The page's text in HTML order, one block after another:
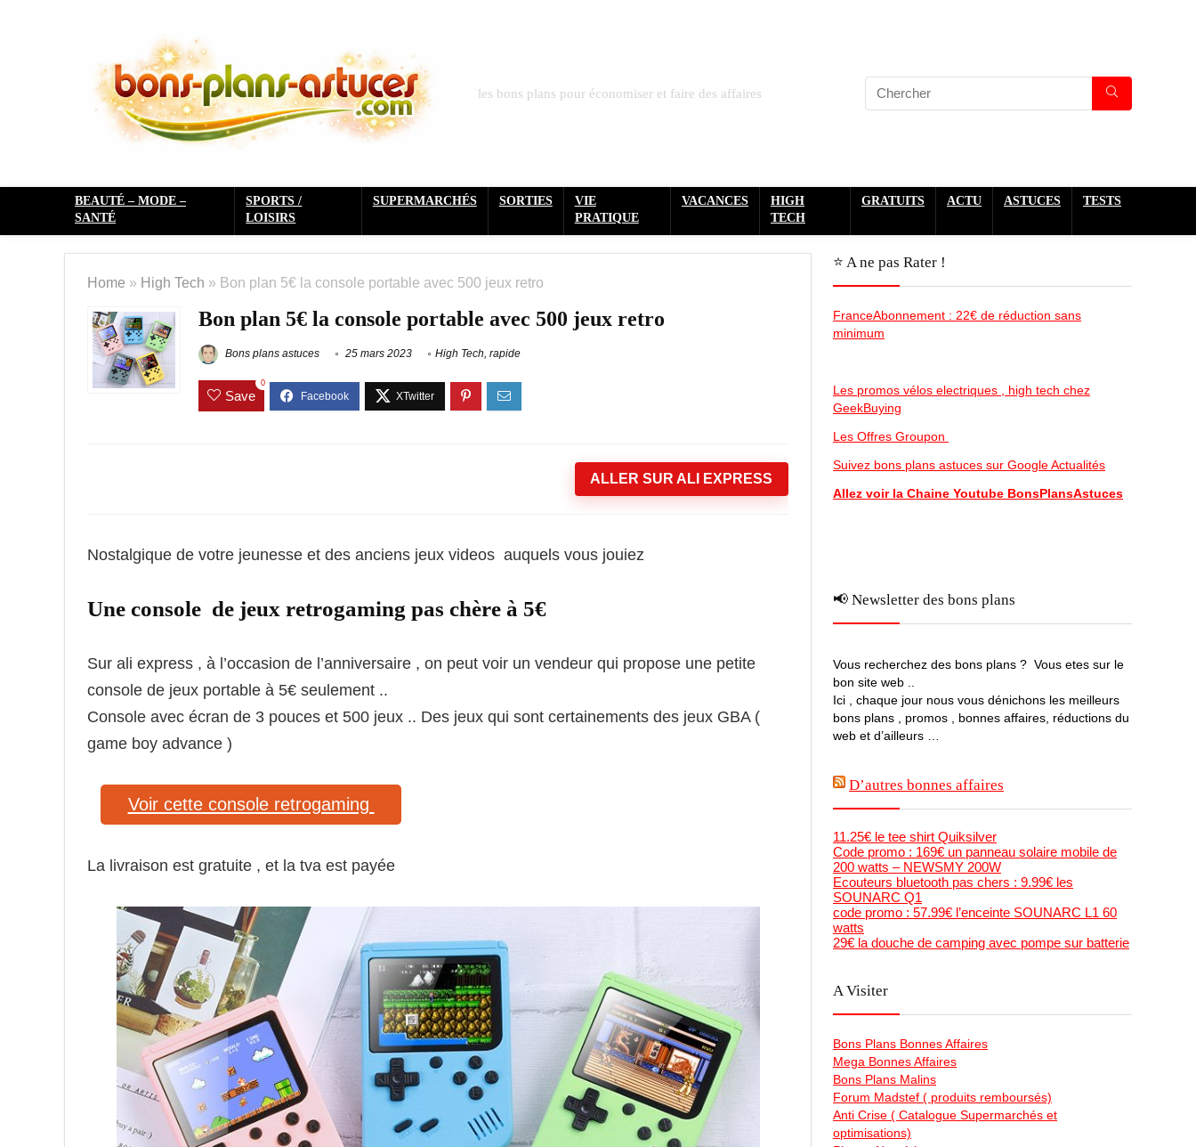
les bons plans pour économiser et faire des affaires
BEAUTÉ – MODE –
SANTÉ
SPORTS /
LOISIRS
SUPERMARCHÉS SORTIES
VIE
PRATIQUE
VACANCES
HIGH
TECH
GRATUITS ACTU ASTUCES TESTS
Home » High Tech » Bon plan 5€ la console portable avec 500 jeux retro
Bon plan 5€ la console portable avec 500 jeux retro
Bons plans astuces 25 mars 2023 High Tech, rapide
Save
0
ALLER SUR ALI EXPRESS
Nostalgique de votre jeunesse et des anciens jeux videos auquels vous jouiez
Une console de jeux retrogaming pas chère à 5€
Sur ali express , à l’occasion de l’anniversaire , on peut voir un vendeur qui propose une petite
console de jeux portable à 5€ seulement ..
Console avec écran de 3 pouces et 500 jeux .. Des jeux qui sont certainements des jeux GBA (
game boy advance )
Voir cette console retrogaming
La livraison est gratuite , et la tva est payée
⭐️ A ne pas Rater !
FranceAbonnement : 22€ de réduction sans
minimum
Les promos vélos electriques , high tech chez
GeekBuying
Les Offres Groupon
Suivez bons plans astuces sur Google Actualités
Allez voir la Chaine Youtube BonsPlansAstuces
📢 Newsletter des bons plans
Vous recherchez des bons plans ? Vous etes sur le
bon site web ..
Ici , chaque jour nous vous dénichons les meilleurs
bons plans , promos , bonnes affaires, réductions du
web et d’ailleurs …
D’autres bonnes affaires
11.25€ le tee shirt Quiksilver
Code promo : 169€ un panneau solaire mobile de
200 watts – NEWSMY 200W
Ecouteurs bluetooth pas chers : 9.99€ les
SOUNARC Q1
code promo : 57.99€ l’enceinte SOUNARC L1 60
watts
29€ la douche de camping avec pompe sur batterie
A Visiter
Bons Plans Bonnes Affaires
Mega Bonnes Affaires
Bons Plans Malins
Forum Madstef ( produits remboursés)
Anti Crise ( Catalogue Supermarchés et
optimisations)